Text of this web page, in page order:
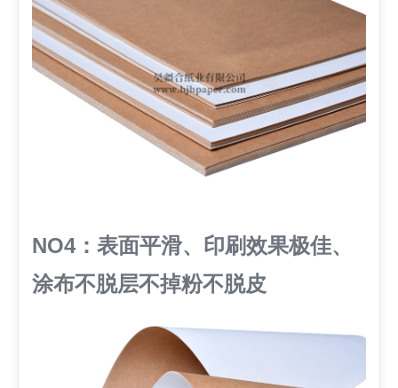
NO4：表面平滑、印刷效果极佳、
涂布不脱层不掉粉不脱皮